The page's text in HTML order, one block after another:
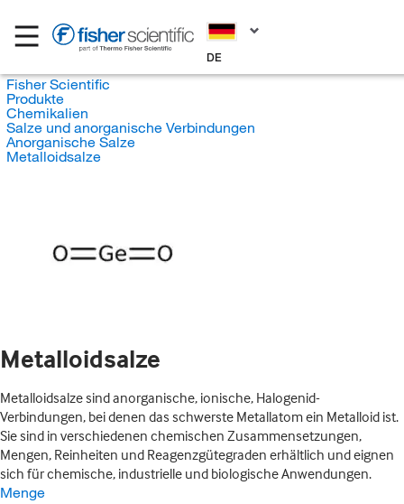
DE
Fisher Scientific
Produkte
Chemikalien
Salze und anorganische Verbindungen
Anorganische Salze
Metalloidsalze
Metalloidsalze
Metalloidsalze sind anorganische, ionische, Halogenid-
Verbindungen, bei denen das schwerste Metallatom ein Metalloid ist.
Sie sind in verschiedenen chemischen Zusammensetzungen,
Mengen, Reinheiten und Reagenzgütegraden erhältlich und eignen
sich für chemische, industrielle und biologische Anwendungen.
Menge